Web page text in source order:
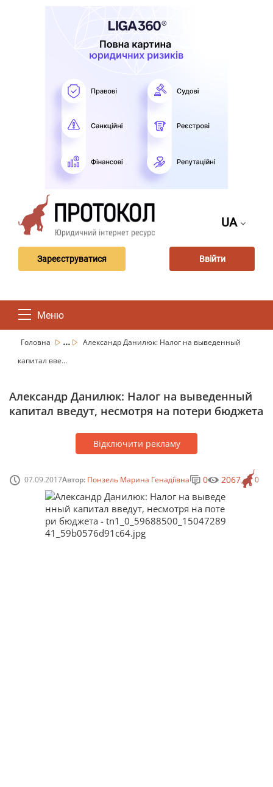
UA
Зареєструватися Ввійти
Меню
Головна ...
Александр Данилюк: Налог на выведенный
капитал вве...
Александр Данилюк: Налог на выведенный
капитал введут, несмотря на потери бюджета
Відключити рекламу
07.09.2017Автор: Понзель Марина Генадіївна 0
0 2067